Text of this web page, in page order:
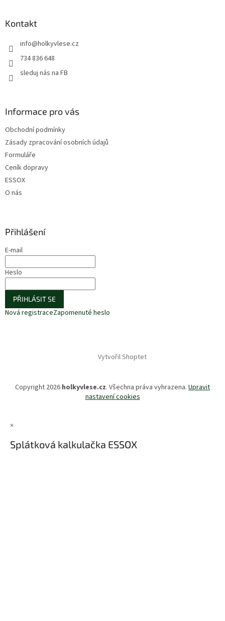
Kontakt
info@holkyvlese.cz
734 836 648
sleduj nás na FB
Informace pro vás
Obchodní podmínky
Zásady zpracování osobních údajů
Formuláře
Ceník dopravy
ESSOX
O nás
Přihlášení
E-mail
Heslo
PŘIHLÁSIT SE
Nová registraceZapomenuté heslo
Vytvořil Shoptet
Copyright 2026 holkyvlese.cz. Všechna práva vyhrazena. Upravit
nastavení cookies
×
Splátková kalkulačka ESSOX